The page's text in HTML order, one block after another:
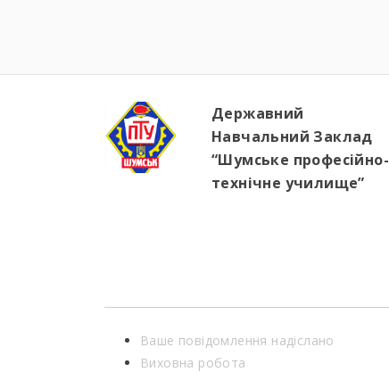
Державний
Навчальний Заклад
“Шумське професійно-
технічне училище”
Ваше повідомлення надіслано
Виховна робота